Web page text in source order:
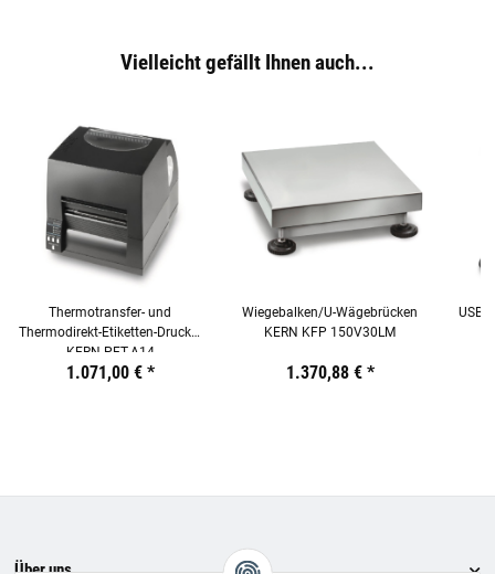
Vielleicht gefällt Ihnen auch...
Thermotransfer- und
Thermodirekt-Etiketten-Drucker
KERN PET-A14
19,44 €inkl. 19% USt.
1.071,00 € *
Wiegebalken/U-Wägebrücken
KERN KFP 150V30LM
19,44 €inkl. 19% USt.
1.370,88 € *
USB-
Über uns